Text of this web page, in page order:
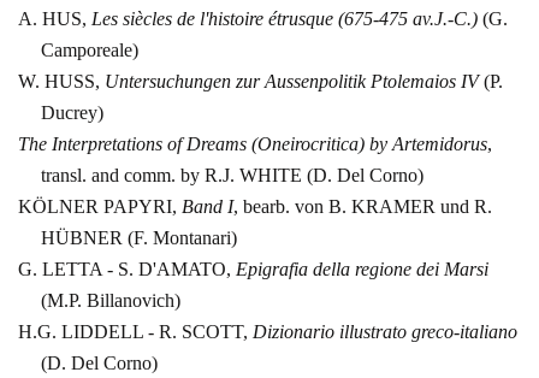
A. HUS, Les siècles de l'histoire étrusque (675-475 av.J.-C.) (G.
Camporeale)
W. HUSS, Untersuchungen zur Aussenpolitik Ptolemaios IV(P.
Ducrey)
The Interpretations of Dreams (Oneirocritica) by Artemidorus,
transl. and comm. by R.J. WHITE (D. Del Corno)
KÖLNER PAPYRI, Band I, bearb. von B. KRAMER und R.
HÜBNER (F. Montanari)
G. LETTA - S. D'AMATO, Epigrafia della regione dei Marsi
(M.P. Billanovich)
H.G. LIDDELL - R. SCOTT, Dizionario illustrato greco-italiano
(D. Del Corno)